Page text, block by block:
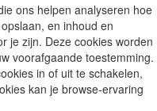
ons helpen analyseren hoe
en inhoud en
je zijn. Deze cookies worden
voorafgaande toestemming.
in of uit te schakelen,
kan je browse‑ervaring